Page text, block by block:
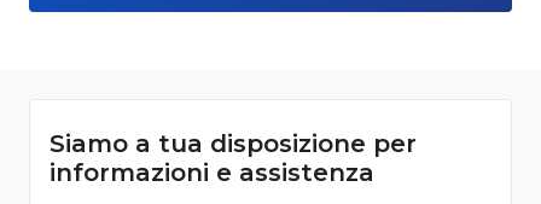
Siamo a tua disposizione per
informazioni e assistenza